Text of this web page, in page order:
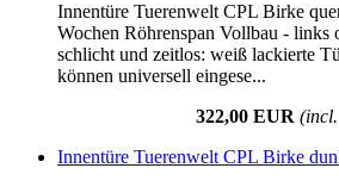
Innentüre Tuerenwelt CPL Birke
Wochen Röhrenspan Vollbau - links
schlicht und zeitlos: weiß lackierte
können universell eingese...
322,00 EUR
Innentüre Tuerenwelt CPL Birke